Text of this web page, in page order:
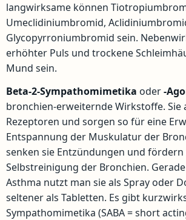
langwirksame können
Umeclidiniumbromid,
Glycopyrroniumbromid sein.
erhöhter Puls und trockene
Mund sein.
Beta-2-Sympathomimetika oder-
bronchien-erweiternde Wirkstoffe. Sie
Rezeptoren und sorgen so für eine
Entspannung der Muskulatur der
senken sie Entzündungen und fördern
Selbstreinigung der Bronchien.
Asthma nutzt man sie als Spray oder
seltener als Tabletten. Es gibt
Sympathomimetika (SABA = short